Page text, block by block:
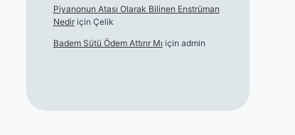
Piyanonun Atası Olarak Bilinen Enstrüman
Nediriçin Çelik
Badem Sütü Ödem Attırır Mı için admin